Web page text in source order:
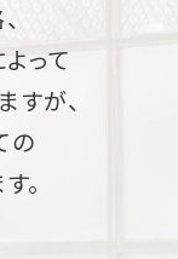
って
すが、
の
。